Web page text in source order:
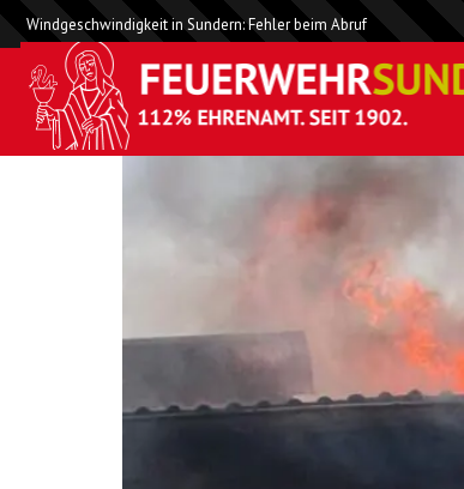
Windgeschwindigkeit in Sundern: Fehler beim Abruf
F 3 Y